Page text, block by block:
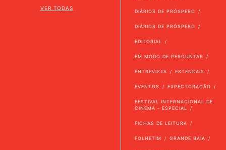
VER TODAS
DIÁRIOS DE PRÓSPERO
DIÁRIOS DE PRÓSPERO
EDITORIAL
EM MODO DE PERGUNTAR
ENTREVISTA ESTENDAIS
EVENTOS EXPECTORAÇÃO
FESTIVAL INTERNACIONAL DE
CINEMA - ESPECIAL
FICHAS DE LEITURA
FOLHETIM GRANDE BAÍA